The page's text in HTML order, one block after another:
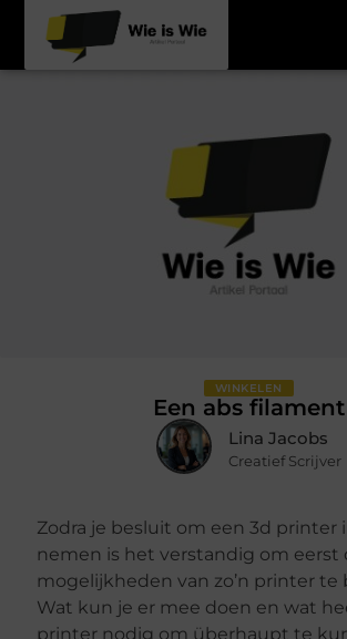
WINKELEN
Een abs filament
Lina Jacobs
Creatief Scrijver
Zodra je besluit om een 3d printer
nemen is het verstandig om eerst
mogelijkheden van zo’n printer te
Wat kun je er mee doen en wat
printer nodig om überhaupt te